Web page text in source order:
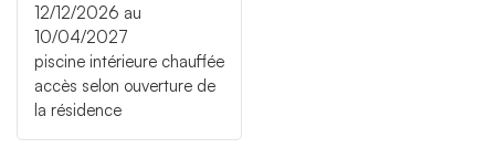
12/12/2026 au
10/04/2027
piscine intérieure chauffée
accès selon ouverture de
la résidence